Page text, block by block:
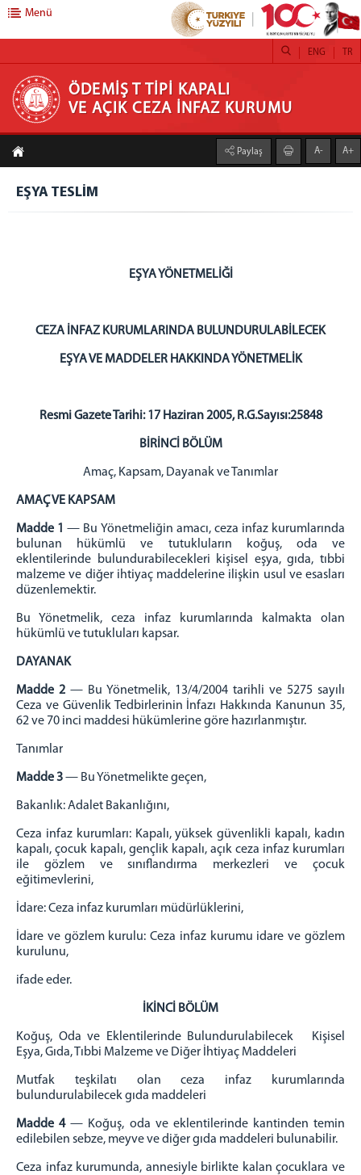
ÖDEMİŞ T TİPİ KAPALI VE AÇIK CEZA İNFAZ
KURUMU
KURUMSAL
KURUM HAKKINDA
GÜVENLİK VE GÖZETİM SERVİSİ
BİLGİ İŞLEM VE TEKNİK OFİS
EĞİTİM SERVİSİ
EMANET EŞYA BİRİMİ
MEKTUP OKUMA BİRİMİ
TELEFONLA GÖRÜŞTÜRME BİRİMİ
AÇIK BÖLÜMÜ
ZİYARETÇİ REHBERİ
TELEFON GÖRÜŞ GÜNLERİ
SIKÇA SORULAN SORULAR
UYAP
Uyap Bilişim Sistemleri
Uyap E Posta
İLETİŞİM - ULAŞIM
Menü
ÖDEMİŞ T TİPİ KAPALI
VE AÇIK CEZA İNFAZ KURUMU
TR
ENG
Paylaş A- A+
EŞYA TESLİM
EŞYA YÖNETMELİĞİ
CEZA İNFAZ KURUMLARINDA BULUNDURULABİLECEK
EŞYA VE MADDELER HAKKINDA YÖNETMELİK
Resmi Gazete Tarihi: 17 Haziran 2005, R.G.Sayısı:25848
BİRİNCİ BÖLÜM
Amaç, Kapsam, Dayanak ve Tanımlar
AMAÇ VE KAPSAM
Madde 1— Bu Yönetmeliğin amacı, ceza infaz kurumlarında
bulunan hükümlü ve tutukluların koğuş, oda ve
eklentilerinde bulundurabilecekleri kişisel eşya, gıda, tıbbi
malzeme ve diğer ihtiyaç maddelerine ilişkin usul ve esasları
düzenlemektir.
Bu Yönetmelik, ceza infaz kurumlarında kalmakta olan
hükümlü ve tutukluları kapsar.
DAYANAK
Madde 2 — Bu Yönetmelik, 13/4/2004 tarihli ve 5275 sayılı
Ceza ve Güvenlik Tedbirlerinin İnfazı Hakkında Kanunun 35,
62 ve 70 inci maddesi hükümlerine göre hazırlanmıştır.
Tanımlar
Madde 3— Bu Yönetmelikte geçen,
Bakanlık: Adalet Bakanlığını,
Ceza infaz kurumları: Kapalı, yüksek güvenlikli kapalı, kadın
kapalı, çocuk kapalı, gençlik kapalı, açık ceza infaz kurumları
ile gözlem ve sınıflandırma merkezleri ve çocuk
eğitimevlerini,
İdare: Ceza infaz kurumları müdürlüklerini,
İdare ve gözlem kurulu: Ceza infaz kurumu idare ve gözlem
kurulunu,
ifade eder.
İKİNCİ BÖLÜM
Koğuş, Oda ve Eklentilerinde Bulundurulabilecek Kişisel
Eşya, Gıda, Tıbbi Malzeme ve Diğer İhtiyaç Maddeleri
Mutfak teşkilatı olan ceza infaz kurumlarında
bulundurulabilecek gıda maddeleri
Madde 4— Koğuş, oda ve eklentilerinde kantinden temin
edilebilen sebze, meyve ve diğer gıda maddeleri bulunabilir.
Ceza infaz kurumunda, annesiyle birlikte kalan çocuklara ve